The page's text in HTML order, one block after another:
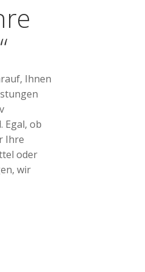
Ihnen
Egal, ob
Ihre
oder
wir